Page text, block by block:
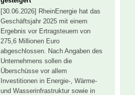
[30.06.2026] RheinEnergie hat das
Geschäftsjahr 2025 mit einem
Ergebnis vor Ertragsteuern von
275,6 Millionen Euro
abgeschlossen. Nach Angaben des
Unternehmens sollen die
Überschüsse vor allem
Investitionen in Energie-, Wärme-
und Wasserinfrastruktur sowie in